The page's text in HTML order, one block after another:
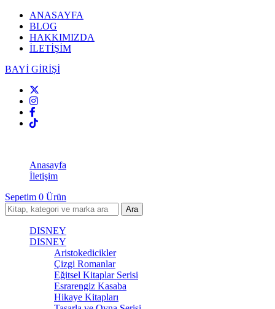
ANASAYFA
BLOG
HAKKIMIZDA
İLETİŞİM
BAYİ GİRİŞİ
Anasayfa
İletişim
Sepetim 0 Ürün
DISNEY
DISNEY
Aristokedicikler
Çizgi Romanlar
Eğitsel Kitaplar Serisi
Esrarengiz Kasaba
Hikaye Kitapları